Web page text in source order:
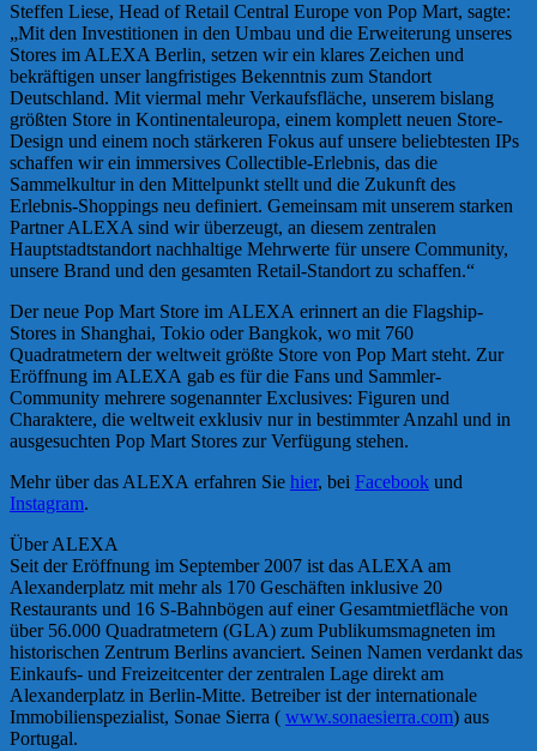
Steffen Liese, Head of Retail Central Europe von Pop Mart, sagte:
„Mit den Investitionen in den Umbau und die Erweiterung unseres
Stores im ALEXA Berlin, setzen wir ein klares Zeichen und
bekräftigen unser langfristiges Bekenntnis zum Standort
Deutschland. Mit viermal mehr Verkaufsfläche, unserem bislang
größten Store in Kontinentaleuropa, einem komplett neuen Store-
Design und einem noch stärkeren Fokus auf unsere beliebtesten IPs
schaffen wir ein immersives Collectible-Erlebnis, das die
Sammelkultur in den Mittelpunkt stellt und die Zukunft des
Erlebnis-Shoppings neu definiert. Gemeinsam mit unserem starken
Partner ALEXA sind wir überzeugt, an diesem zentralen
Hauptstadtstandort nachhaltige Mehrwerte für unsere Community,
unsere Brand und den gesamten Retail-Standort zu schaffen.“
Der neue Pop Mart Store im ALEXA erinnert an die Flagship-
Stores in Shanghai, Tokio oder Bangkok, wo mit 760
Quadratmetern der weltweit größte Store von Pop Mart steht. Zur
Eröffnung im ALEXA gab es für die Fans und Sammler-
Community mehrere sogenannter Exclusives: Figuren und
Charaktere, die weltweit exklusiv nur in bestimmter Anzahl und in
ausgesuchten Pop Mart Stores zur Verfügung stehen.
Mehr über das ALEXA erfahren Sie hier, bei Facebook und
Instagram.
Über ALEXA
Seit der Eröffnung im September 2007 ist das ALEXA am
Alexanderplatz mit mehr als 170 Geschäften inklusive 20
Restaurants und 16 S-Bahnbögen auf einer Gesamtmietfläche von
über 56.000 Quadratmetern (GLA) zum Publikumsmagneten im
historischen Zentrum Berlins avanciert. Seinen Namen verdankt das
Einkaufs- und Freizeitcenter der zentralen Lage direkt am
Alexanderplatz in Berlin-Mitte. Betreiber ist der internationale
Immobilienspezialist, Sonae Sierra ( www.sonaesierra.com) aus
Portugal.